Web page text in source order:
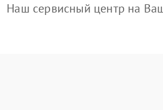
Наш сервисный центр на